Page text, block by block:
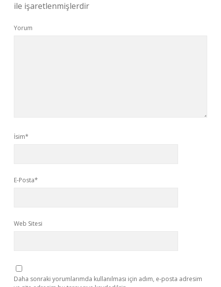
ile işaretlenmişlerdir
Yorum
İsim*
E-Posta*
Web Sitesi
Daha sonraki yorumlarımda kullanılması için adım, e-posta adresim